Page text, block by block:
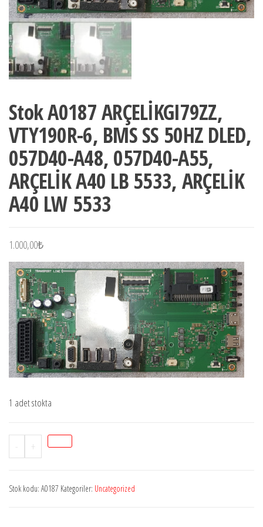
Stok A0187 ARÇELİKGI79ZZ,
VTY190R-6, BMS SS 50HZ DLED,
057D40-A48, 057D40-A55,
ARÇELİK A40 LB 5533, ARÇELİK
A40 LW 5533
1.000,00₺
1 adet stokta
-
Stok
A0187
VTY190R-
+
Stok kodu: A0187 Kategoriler: Uncategorized